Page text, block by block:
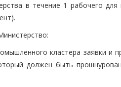
в течение 1 рабочего
кластера заявки и
должен быть